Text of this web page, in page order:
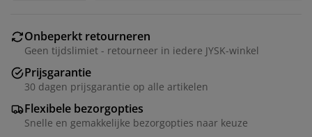
Onbeperkt retourneren
Geen tijdslimiet - retourneer in iedere JYSK-winkel
Prijsgarantie
30 dagen prijsgarantie op alle artikelen
Flexibele bezorgopties
Snelle en gemakkelijke bezorgopties naar keuze